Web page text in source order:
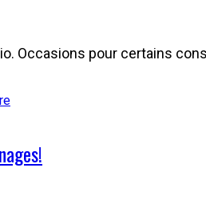
Occasions pour certains